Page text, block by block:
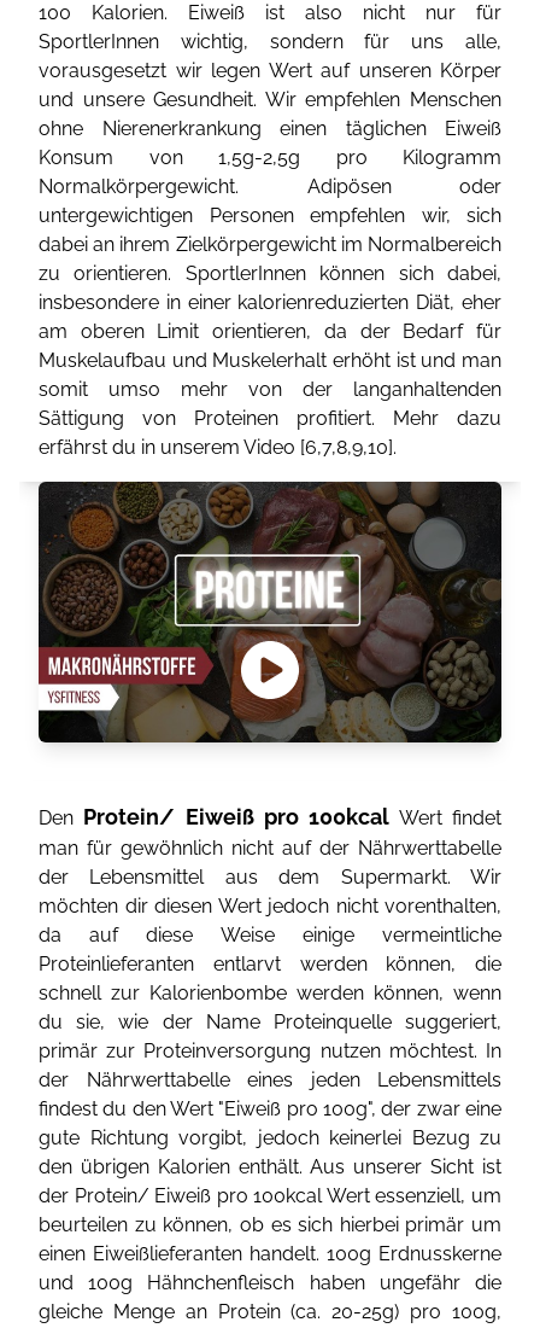
100 Kalorien. Eiweiß ist also nicht nur für
SportlerInnen wichtig, sondern für uns alle,
vorausgesetzt wir legen Wert auf unseren Körper
und unsere Gesundheit. Wir empfehlen Menschen
ohne Nierenerkrankung einen täglichen Eiweiß
Konsum von 1,5g-2,5g pro Kilogramm
Normalkörpergewicht. Adipösen oder
untergewichtigen Personen empfehlen wir, sich
dabei an ihrem Zielkörpergewicht im Normalbereich
zu orientieren. SportlerInnen können sich dabei,
insbesondere in einer kalorienreduzierten Diät, eher
am oberen Limit orientieren, da der Bedarf für
Muskelaufbau und Muskelerhalt erhöht ist und man
somit umso mehr von der langanhaltenden
Sättigung von Proteinen profitiert. Mehr dazu
erfährst du in unserem Video [6,7,8,9,10].
Den Protein/ Eiweiß pro 100kcal Wert findet
man für gewöhnlich nicht auf der Nährwerttabelle
der Lebensmittel aus dem Supermarkt. Wir
möchten dir diesen Wert jedoch nicht vorenthalten,
da auf diese Weise einige vermeintliche
Proteinlieferanten entlarvt werden können, die
schnell zur Kalorienbombe werden können, wenn
du sie, wie der Name Proteinquelle suggeriert,
primär zur Proteinversorgung nutzen möchtest. In
der Nährwerttabelle eines jeden Lebensmittels
findest du den Wert "Eiweiß pro 100g", der zwar eine
gute Richtung vorgibt, jedoch keinerlei Bezug zu
den übrigen Kalorien enthält. Aus unserer Sicht ist
der Protein/ Eiweiß pro 100kcal Wert essenziell, um
beurteilen zu können, ob es sich hierbei primär um
einen Eiweißlieferanten handelt. 100g Erdnusskerne
und 100g Hähnchenfleisch haben ungefähr die
gleiche Menge an Protein (ca. 20-25g) pro 100g,